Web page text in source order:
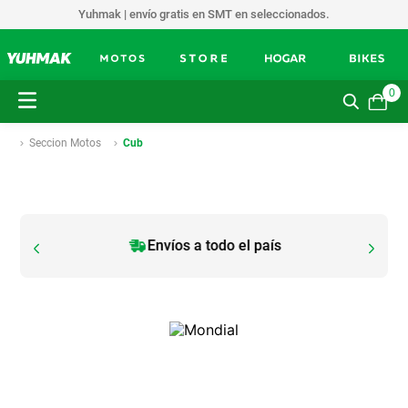
Yuhmak | envío gratis en SMT en seleccionados.
0
Seccion Motos Cub
Envíos a todo el país